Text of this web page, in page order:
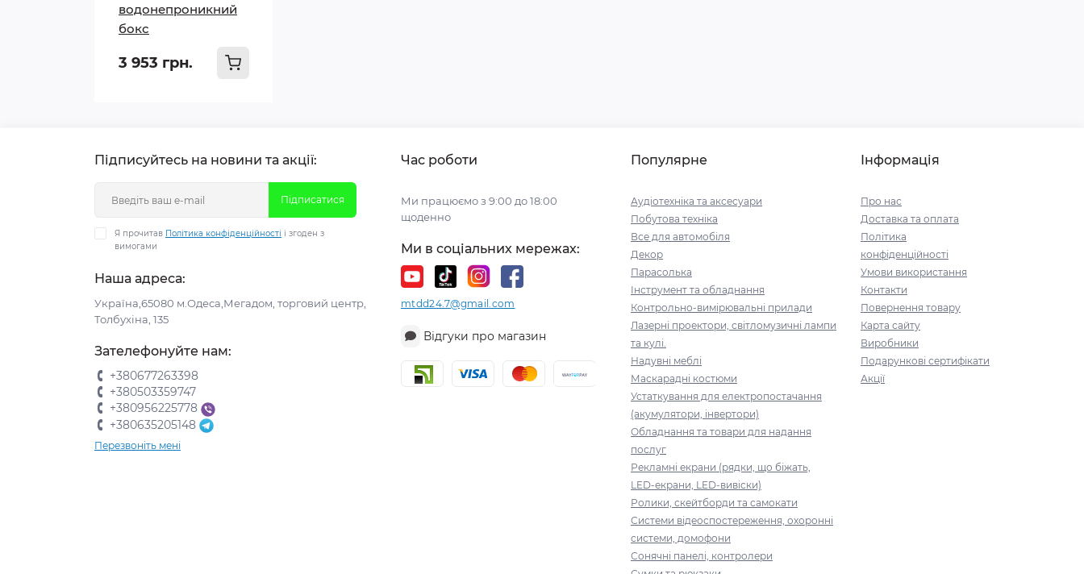
водонепроникний
бокс
3 953 грн.
Підписуйтесь на новини та акції:
Підписатися
Я прочитав Політика конфіденційності і згоден з
вимогами
Наша адреса:
Україна,65080 м.Одеса,Мегадом, торговий центр,
Толбухіна, 135
Зателефонуйте нам:
+380677263398
+380503359747
+380956225778
+380635205148
Перезвоніть мені
Час роботи
Ми працюємо з 9:00 до 18:00
щоденно
Ми в соціальних мережах:
mtdd24.7@gmail.com
Відгуки про магазин
Популярне
Аудіотехніка та аксесуари
Побутова техніка
Все для автомобіля
Декор
Парасолька
Інструмент та обладнання
Контрольно-вимірювальні прилади
Лазерні проектори, світломузичні лампи
та кулі.
Надувні меблі
Маскарадні костюми
Устаткування для електропостачання
(акумулятори, інвертори)
Обладнання та товари для надання
послуг
Рекламні екрани (рядки, що біжать,
LED-екрани, LED-вивіски)
Ролики, скейтборди та самокати
Системи відеоспостереження, охоронні
системи, домофони
Сонячні панелі, контролери
Інформація
Про нас
Доставка та оплата
Політика
конфіденційності
Умови використання
Контакти
Повернення товару
Карта сайту
Виробники
Подарункові сертифікати
Акції